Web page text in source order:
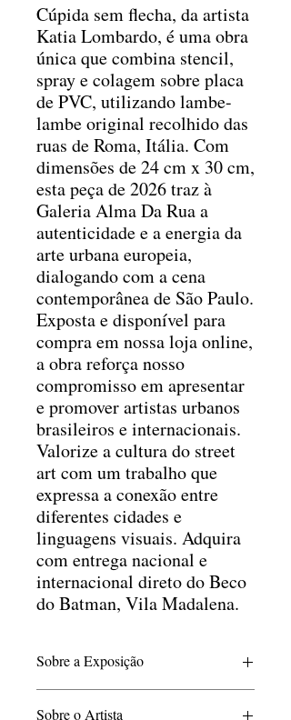
Cúpida sem flecha, da artista
Katia Lombardo, é uma obra
única que combina stencil,
spray e colagem sobre placa
de PVC, utilizando lambe-
lambe original recolhido das
ruas de Roma, Itália. Com
dimensões de 24 cm x 30 cm,
esta peça de 2026 traz à
Galeria Alma Da Rua a
autenticidade e a energia da
arte urbana europeia,
dialogando com a cena
contemporânea de São Paulo.
Exposta e disponível para
compra em nossa loja online,
a obra reforça nosso
compromisso em apresentar
e promover artistas urbanos
brasileiros e internacionais.
Valorize a cultura do street
art com um trabalho que
expressa a conexão entre
diferentes cidades e
linguagens visuais. Adquira
com entrega nacional e
internacional direto do Beco
do Batman, Vila Madalena.
Sobre a Exposição
Sobre o Artista